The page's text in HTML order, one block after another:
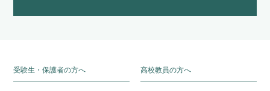
受験生・保護者の方へ 高校教員の方へ